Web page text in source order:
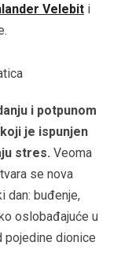
Velebiti
i potpunom
je ispunjen
stres. Veoma
se nova
dan: buđenje,
oslobađajuće u
pojedine dionice